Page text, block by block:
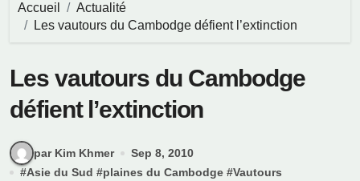
Accueil
Actualité
Les vautours du Cambodge défient l’extinction
Les vautours du Cambodge
défient l’extinction
par Kim Khmer
Sep 8, 2010
#Asie du Sud #plaines du Cambodge #Vautours